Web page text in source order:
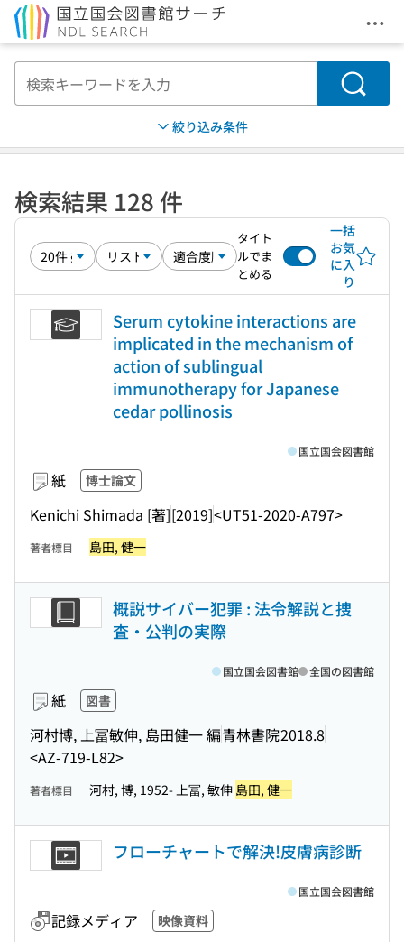
メ
検索
絞り込み条件
検索結果 128 件
タイト
ルでま
とめる
一括
お気
に入
り
Serum cytokine interactions are
implicated in the mechanism of
action of sublingual
immunotherapy for Japanese
cedar pollinosis
紙 博士論文
Kenichi Shimada [著][2019]<UT51-2020-A797>
国立国会図書館
著者標目 島田, 健一
概説サイバー犯罪 : 法令解説と捜
査・公判の実際
紙 図書
河村博, 上冨敏伸, 島田健一 編青林書院2018.8
<AZ-719-L82>
国立国会図書館 全国の図書館
著者標目 河村, 博, 1952- 上冨, 敏伸 島田, 健一
フローチャートで解決!皮膚病診断
記録メディア 映像資料
国立国会図書館